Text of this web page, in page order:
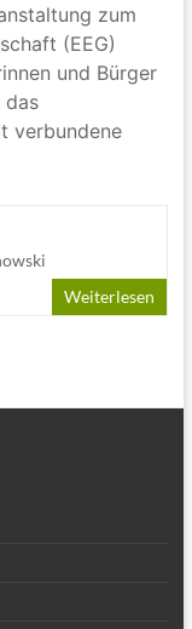
zum
(EEG)
und Bürger
das
verbundene
Weiterlesen